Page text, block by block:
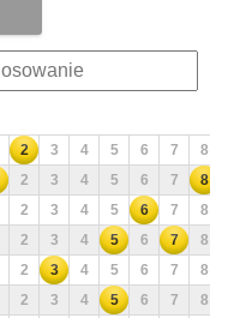
2 3 4 5 6 7
8
2 3 4 5 6 7
8
2 3 4 5 6 7
8
2 3 4 5 6 7
8
2 3 4 5 6 7
8
2 3 4 5 6 7
8